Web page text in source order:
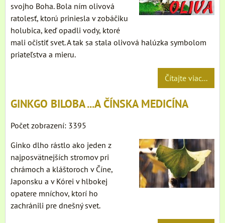
svojho Boha. Bola ním olivová
ratolesť, ktorú priniesla v zobáčiku
holubica, keď opadli vody, ktoré
mali očistiť svet. A tak sa stala olivová halúzka symbolom
priateľstva a mieru.
Čítajte viac...
GINKGO BILOBA ...A ČÍNSKA MEDICÍNA
Počet zobrazení: 3395
Ginko dlho rástlo ako jeden z
najposvätnejších stromov pri
chrámoch a kláštoroch v Číne,
Japonsku a v Kórei v hlbokej
opatere mníchov, ktorí ho
zachránili pre dnešný svet.